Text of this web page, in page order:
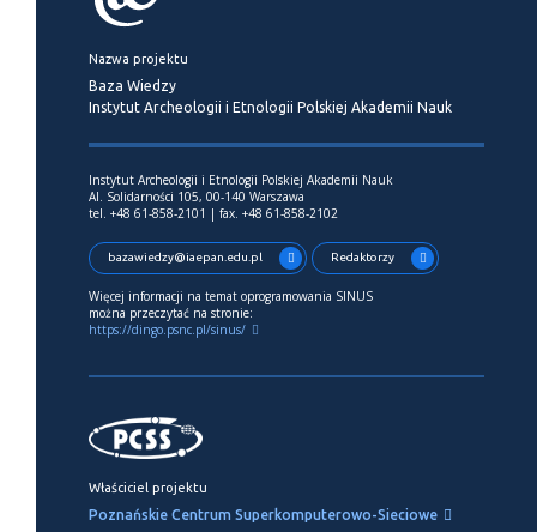
Nazwa projektu
Baza Wiedzy
Instytut Archeologii i Etnologii Polskiej Akademii Nauk
Instytut Archeologii i Etnologii Polskiej Akademii Nauk
Al. Solidarności 105, 00-140 Warszawa
tel. +48 61-858-2101 | fax. +48 61-858-2102
bazawiedzy@iaepan.edu.pl Redaktorzy
Więcej informacji na temat oprogramowania SINUS
można przeczytać na stronie:
https://dingo.psnc.pl/sinus/
Właściciel projektu
Poznańskie Centrum Superkomputerowo-Sieciowe